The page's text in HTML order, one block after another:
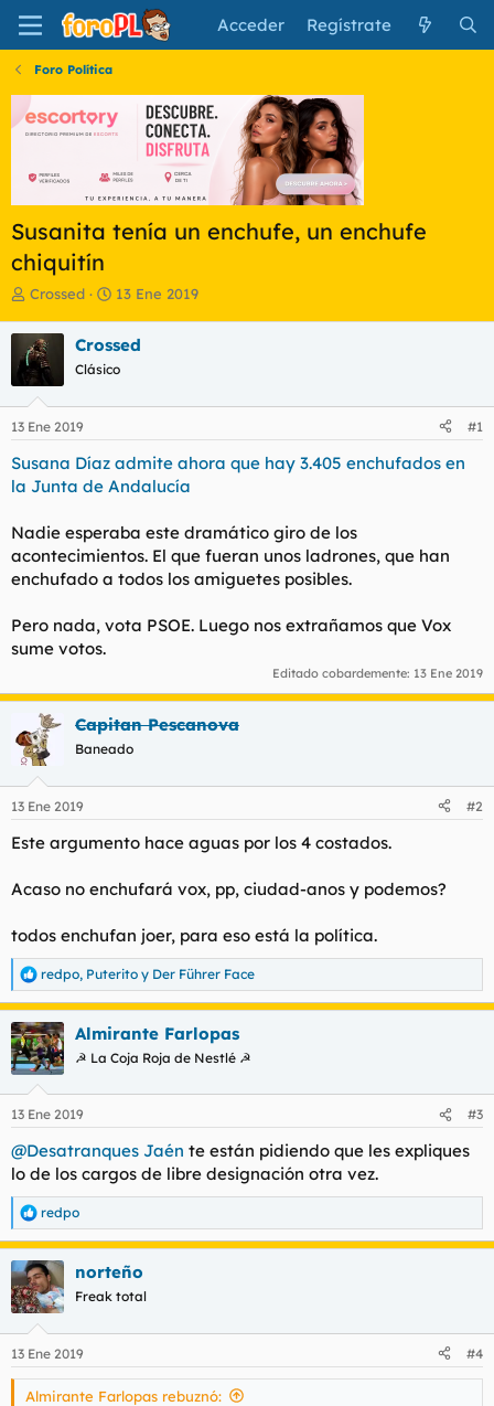
Acceder Regístrate
Foro Política
Susanita tenía un enchufe, un enchufe
chiquitín
I
i
c
i
a
d
o
d
e
t
e
m
a
Crossed
F
h
a
e
i
c
o
13 Ene 2019
Crossed
Clásico
13 Ene 2019 #1
Susana Díaz admite ahora que hay 3.405 enchufados en
la Junta de Andalucía
Nadie esperaba este dramático giro de los
acontecimientos. El que fueran unos ladrones, que han
enchufado a todos los amiguetes posibles.
Pero nada, vota PSOE. Luego nos extrañamos que Vox
sume votos.
Editado cobardemente: 13 Ene 2019
Capitan Pescanova
Baneado
13 Ene 2019 #2
Este argumento hace aguas por los 4 costados.
Acaso no enchufará vox, pp, ciudad-anos y podemos?
todos enchufan joer, para eso está la política.
R
e
a
c
c
i
e
:
redpo, Puterito y Der Führer Face
Almirante Farlopas
☭ La Coja Roja de Nestlé ☭
13 Ene 2019 #3
@Desatranques Jaén te están pidiendo que les expliques
lo de los cargos de libre designación otra vez.
R
e
a
c
c
i
e
s
redpo
norteño
Freak total
13 Ene 2019 #4
Almirante Farlopas rebuznó: